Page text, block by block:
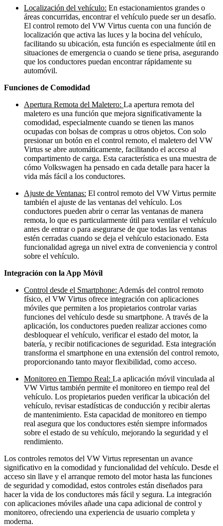
Localización del vehículo: En estacionamientos grandes o
áreas concurridas, encontrar el vehículo puede ser un desafío.
El control remoto del VW Virtus cuenta con una función de
localización que activa las luces y la bocina del vehículo,
facilitando su ubicación, esta función es especialmente útil en
situaciones de emergencia o cuando se tiene prisa, asegurando
que los conductores puedan encontrar rápidamente su
automóvil.
Funciones de Comodidad
Apertura Remota del Maletero: La apertura remota del
maletero es una función que mejora significativamente la
comodidad, especialmente cuando se tienen las manos
ocupadas con bolsas de compras u otros objetos. Con solo
presionar un botón en el control remoto, el maletero del VW
Virtus se abre automáticamente, facilitando el acceso al
compartimento de carga. Esta característica es una muestra de
cómo Volkswagen ha pensado en cada detalle para hacer la
vida más fácil a los conductores.
Ajuste de Ventanas: El control remoto del VW Virtus permite
también el ajuste de las ventanas del vehículo. Los
conductores pueden abrir o cerrar las ventanas de manera
remota, lo que es particularmente útil para ventilar el vehículo
antes de entrar o para asegurarse de que todas las ventanas
estén cerradas cuando se deja el vehículo estacionado. Esta
funcionalidad agrega un nivel extra de conveniencia y control
sobre el vehículo.
Integración con la App Móvil
Control desde el Smartphone: Además del control remoto
físico, el VW Virtus ofrece integración con aplicaciones
móviles que permiten a los propietarios controlar varias
funciones del vehículo desde su smartphone. A través de la
aplicación, los conductores pueden realizar acciones como
desbloquear el vehículo, verificar el estado del motor, la
batería, y recibir notificaciones de seguridad. Esta integración
transforma el smartphone en una extensión del control remoto,
proporcionando tanto mayor flexibilidad, como acceso.
Monitoreo en Tiempo Real: La aplicación móvil vinculada al
VW Virtus también permite el monitoreo en tiempo real del
vehículo. Los propietarios pueden verificar la ubicación del
vehículo, revisar estadísticas de conducción y recibir alertas
de mantenimiento. Esta capacidad de monitoreo en tiempo
real asegura que los conductores estén siempre informados
sobre el estado de su vehículo, mejorando la seguridad y el
rendimiento.
Los controles remotos del VW Virtus representan un avance
significativo en la comodidad y funcionalidad del vehículo. Desde el
acceso sin llave y el arranque remoto del motor hasta las funciones
de seguridad y comodidad, estos controles están diseñados para
hacer la vida de los conductores más fácil y segura. La integración
con aplicaciones móviles añade una capa adicional de control y
monitoreo, ofreciendo una experiencia de usuario completa y
moderna.